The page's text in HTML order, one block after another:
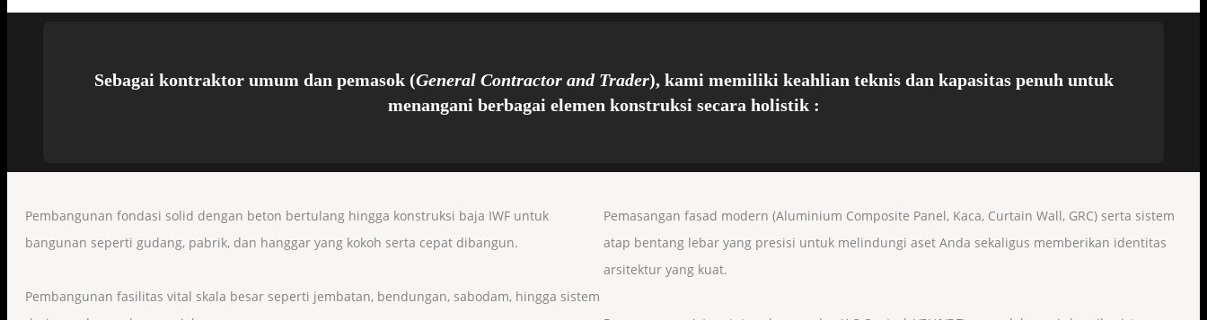
Sebagai kontraktor umum dan pemasok (General Contractor and Trader), kami memiliki keahlian teknis dan kapasitas penuh untuk
menangani berbagai elemen konstruksi secara holistik :
Pembangunan fondasi solid dengan beton bertulang hingga konstruksi baja IWF untuk
bangunan seperti gudang, pabrik, dan hanggar yang kokoh serta cepat dibangun.
Pembangunan fasilitas vital skala besar seperti jembatan, bendungan, sabodam, hingga sistem
Pemasangan fasad modern (Aluminium Composite Panel, Kaca, Curtain Wall, GRC) serta sistem
atap bentang lebar yang presisi untuk melindungi aset Anda sekaligus memberikan identitas
arsitektur yang kuat.